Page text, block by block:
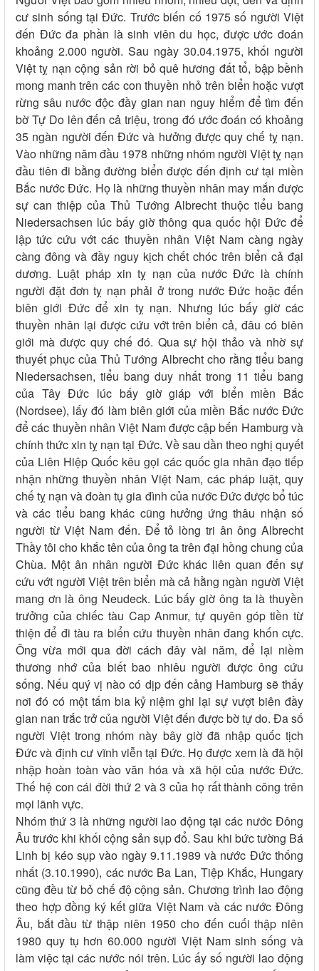
cư sinh sống tại Đức. Trước biến cố 1975 số người Việt
đến Đức đa phần là sinh viên du học, được ước đoán
khoảng 2.000 người. Sau ngày 30.04.1975, khối người
Việt tỵ nạn cộng sản rời bỏ quê hương đất tổ, bập bềnh
mong manh trên các con thuyền nhỏ trên biển hoặc vượt
rừng sâu nước độc đầy gian nan nguy hiểm để tìm đến
bờ Tự Do lên đến cả triệu, trong đó ước đoán có khoảng
35 ngàn người đến Đức và hưởng được quy chế tỵ nạn.
Vào những năm đầu 1978 những nhóm người Việt tỵ nạn
đầu tiên đi bằng đường biển được đến định cư tại miền
Bắc nước Đức. Họ là những thuyền nhân may mắn được
sự can thiệp của Thủ Tướng Albrecht thuộc tiểu bang
Niedersachsen lúc bấy giờ thông qua quốc hội Đức để
lập tức cứu vớt các thuyền nhân Việt Nam càng ngày
càng đông và đầy nguy kịch chết chóc trên biển cả đại
dương. Luật pháp xin tỵ nạn của nước Đức là chính
người đặt đơn tỵ nạn phải ở trong nước Đức hoặc đến
biên giới Đức để xin tỵ nạn. Nhưng lúc bấy giờ các
thuyền nhân lại được cứu vớt trên biển cả, đâu có biên
giới mà được quy chế đó. Qua sự hội thảo và nhờ sự
thuyết phục của Thủ Tướng Albrecht cho rằng tiểu bang
Niedersachsen, tiểu bang duy nhất trong 11 tiểu bang
của Tây Đức lúc bấy giờ giáp với biển miền Bắc
(Nordsee), lấy đó làm biên giới của miền Bắc nước Đức
để các thuyền nhân Việt Nam được cập bến Hamburg và
chính thức xin tỵ nạn tại Đức. Về sau dần theo nghị quyết
của Liên Hiệp Quốc kêu gọi các quốc gia nhân đạo tiếp
nhận những thuyền nhân Việt Nam, các pháp luật, quy
chế tỵ nạn và đoàn tụ gia đình của nước Đức được bổ túc
và các tiểu bang khác cũng hưởng ứng thâu nhận số
người từ Việt Nam đến. Để tỏ lòng tri ân ông Albrecht
Thầy tôi cho khắc tên của ông ta trên đại hồng chung của
Chùa. Một ân nhân người Đức khác liên quan đến sự
cứu vớt người Việt trên biển mà cả hằng ngàn người Việt
mang ơn là ông Neudeck. Lúc bấy giờ ông ta là thuyền
trưởng của chiếc tàu Cap Anmur, tự quyên góp tiền từ
thiện để đi tàu ra biển cứu thuyền nhân đang khốn cực.
Ông vừa mới qua đời cách đây vài năm, để lại niềm
thương nhớ của biết bao nhiêu người được ông cứu
sống. Nếu quý vị nào có dịp đến cảng Hamburg sẽ thấy
nơi đó có một tấm bia kỷ niệm ghi lại sự vượt biên đầy
gian nan trắc trở của người Việt đến được bờ tự do. Đa số
người Việt trong nhóm này bây giờ đã nhập quốc tịch
Đức và định cư vĩnh viễn tại Đức. Họ được xem là đã hội
nhập hoàn toàn vào văn hóa và xã hội của nước Đức.
Thế hệ con cái đời thứ 2 và 3 của họ rất thành công trên
mọi lãnh vực.
Nhóm thứ 3 là những người lao động tại các nước Đông
Âu trước khi khối cộng sản sụp đổ. Sau khi bức tường Bá
Linh bị kéo sụp vào ngày 9.11.1989 và nước Đức thống
nhất (3.10.1990), các nước Ba Lan, Tiệp Khắc, Hungary
cũng đều từ bỏ chế độ cộng sản. Chương trình lao động
theo hợp đồng ký kết giữa Việt Nam và các nước Đông
Âu, bắt đầu từ thập niên 1950 cho đến cuối thập niên
1980 quy tụ hơn 60.000 người Việt Nam sinh sống và
làm việc tại các nước nói trên. Lúc ấy số người lao động